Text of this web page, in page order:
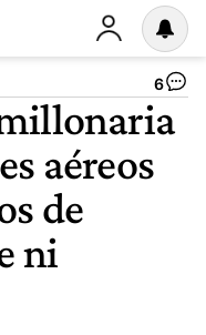
6
aéreos
de
ni